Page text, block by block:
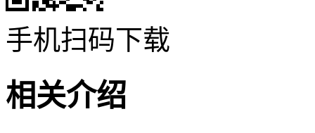
手机扫码下载
相关介绍